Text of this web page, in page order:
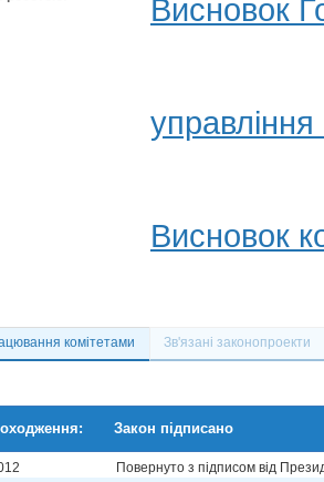
Висновок
Висновок
комітетами Зв'язані законопроекти
Закон підписано
Повернуто з підписом від